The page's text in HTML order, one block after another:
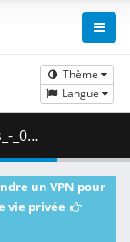
Thème
Langue
MB )
un VPN pour
vie privée